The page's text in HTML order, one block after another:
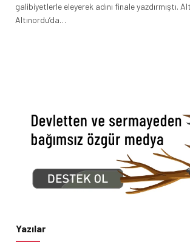
galibiyetlerle eleyerek adını finale yazdırmıştı.
Altınordu’da…
Yazılar